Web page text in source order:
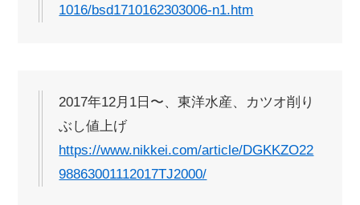
1016/bsd1710162303006-n1.htm
2017年12月1日〜、東洋水産、カツオ削り
ぶし値上げ
https://www.nikkei.com/article/DGKKZO22
98863001112017TJ2000/